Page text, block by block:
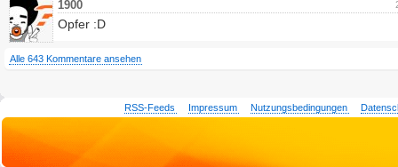
1900
Opfer :D
Alle 643 Kommentare ansehen
RSS-Feeds Impressum Nutzungsbedingungen